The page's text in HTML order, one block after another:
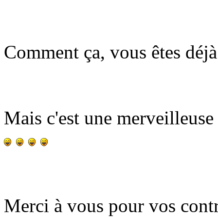
Comment ça, vous êtes
Mais c'est une
Merci à vous pour vos